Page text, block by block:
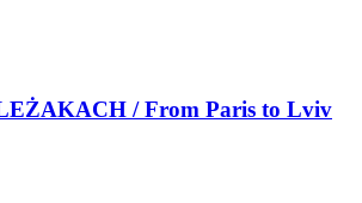
/ From Paris to Lviv